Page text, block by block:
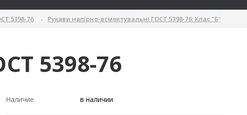
5398-76 Рукави напірно-всмоктувальні ГОСТ 5398-76: Клас "Б"
5398-76
Наличие в наличии